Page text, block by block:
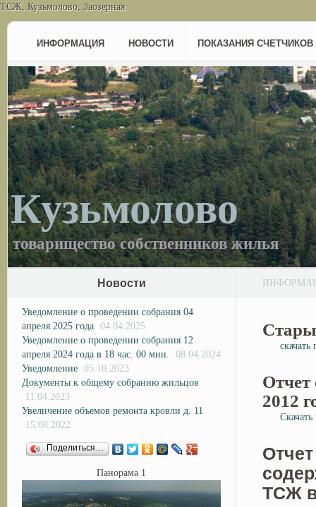
ТСЖ, Кузьмолово, Заозерная
ИНФОРМАЦИЯ НОВОСТИ ПОКАЗАНИЯ СЧЕТЧИКОВ
Кузьмолово
товарищество собственников жилья
Отчет
2012
ТСЖ в
Новости
Уведомление о проведении собрания 04
апреля 2025 года 04.04.2025
Уведомление о проведении собрания 12
апреля 2024 года в 18 час. 00 мин.
08.04.2024
Уведомление 05.10.2023
Документы к общему собранию жильцов
11.04.2023
Увеличение объемов ремонта кровли д. 11
15.08.2022
Поделиться…
Панорама 1